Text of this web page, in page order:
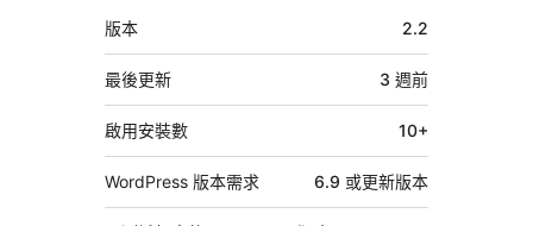
中
繼
資
料
版本 2.2
最後更新 3 週前
啟用安裝數 10+
WordPress 版本需求 6.9 或更新版本